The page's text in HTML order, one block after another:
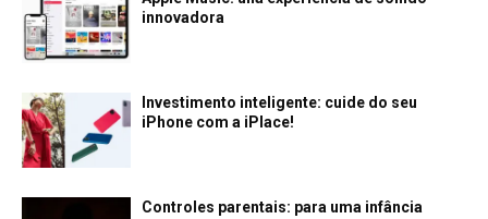
innovadora
Investimento inteligente: cuide do seu
iPhone com a iPlace!
Controles parentais: para uma infância